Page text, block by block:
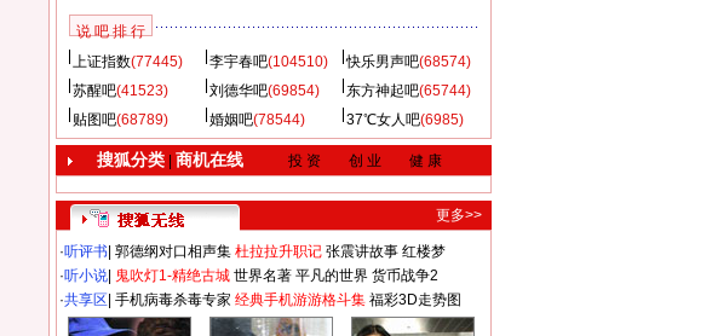
说 吧 排 行
上证指数(77445) 李宇春吧(104510) 快乐男声吧(68574)
苏醒吧(41523) 刘德华吧(69854) 东方神起吧(65744)
贴图吧(68789) 婚姻吧(78544) 37℃女人吧(6985)
搜狐分类| 商机在线 投 资 创 业 健 康
更多>>
·听评书 郭德纲对口相声集 杜拉拉升职记 张震讲故事 红楼梦
·听小说 鬼吹灯1-精绝古城 世界名著 平凡的世界 货币战争2
·共享区 手机病毒杀毒专家 经典手机游游格斗集 福彩3D走势图